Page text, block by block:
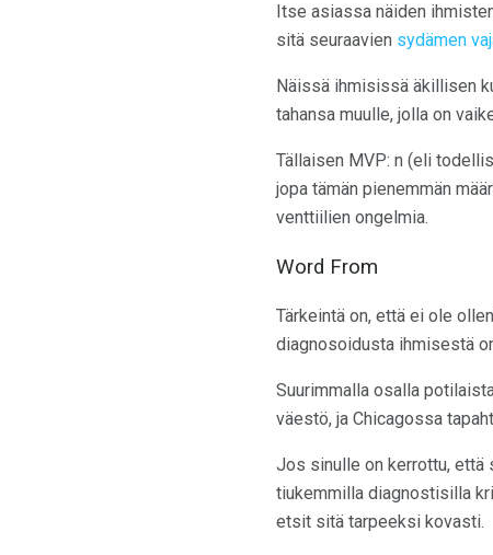
Itse asiassa näiden
sitä seuraavien sydämen
Näissä ihmisissä äkillisen
tahansa muulle, jolla on
Tällaisen MVP: n (eli
jopa tämän pienemmän
venttiilien ongelmia.
Word From
Tärkeintä on, että ei ole
diagnosoidusta ihmisestä
Suurimmalla osalla
väestö, ja Chicagossa
Jos sinulle on kerrottu, että
tiukemmilla diagnostisilla
etsit sitä tarpeeksi kovasti.